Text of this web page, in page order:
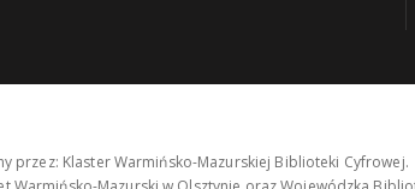
przez: Klaster Warmińsko-Mazurskiej Biblioteki Cyfrowej.